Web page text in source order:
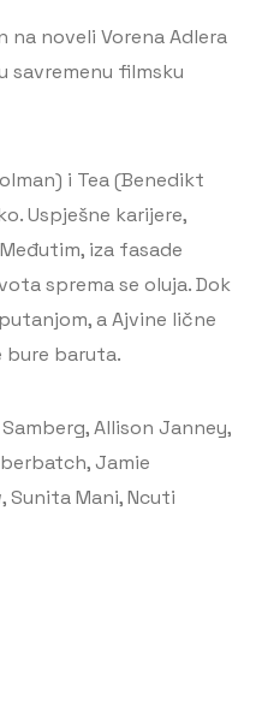
na noveli Vorena Adlera
savremenu filmsku
i Tea (Benedikt
Uspješne karijere,
iza fasade
sprema se oluja. Dok
a Ajvine lične
baruta.
Allison Janney,
Jamie
Sunita Mani, Ncuti